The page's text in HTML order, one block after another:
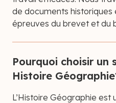
de documents
épreuves du brevet et du
Pourquoi choisir un
Histoire
L’Histoire Géographie est